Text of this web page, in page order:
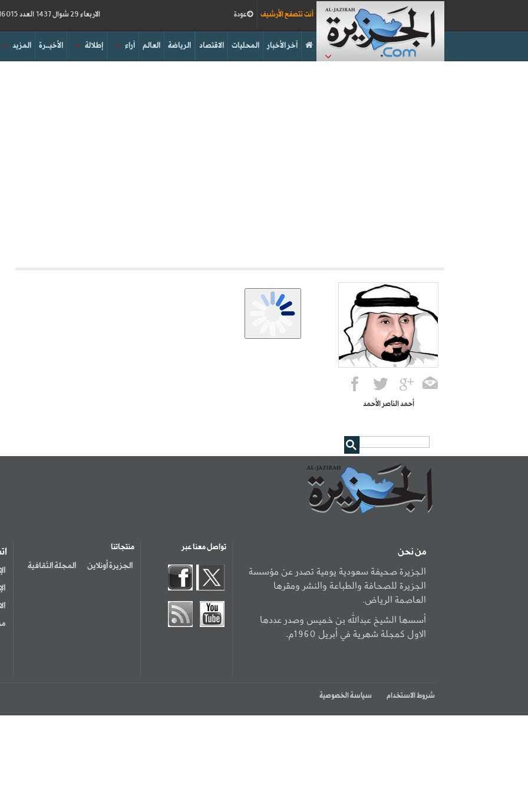
الاربعاء 29 شوال 1437 العدد 16015 عودة أنت تتصفح الأرشيف
المزيد الأخيــرة إطلالة آراء العالم الرياضة الاقتصاد المحليات آخر الأخبار
أحمد الناصر الأحمد
من نحن
الجزيرة صحيفة سعودية يومية تصدر عن مؤسسة
الجزيرة للصحافة والطباعة والنشر ومقرها
العاصمة الرياض.
أسسها الشيخ عبدالله بن خميس وصدر عددها
الاول كمجلة شهرية في أبريل 1960م.
تواصل معنا عبر منتجاتنا
الجزيرة أونلاين المجلة الثقافية
شروط الاستخدام سياسة الخصوصية